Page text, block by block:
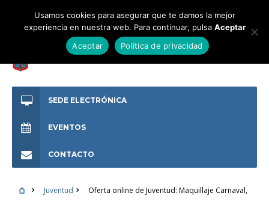
SEDE ELECTRÓNICA
EVENTOS
CONTACTO
Juventud
Oferta online de Juventud: Maquillaje Carnaval,
Usamos cookies para asegurar que te damos la mejor
experiencia en nuestra web. Para continuar, pulsa Aceptar
Aceptar
Política de privacidad